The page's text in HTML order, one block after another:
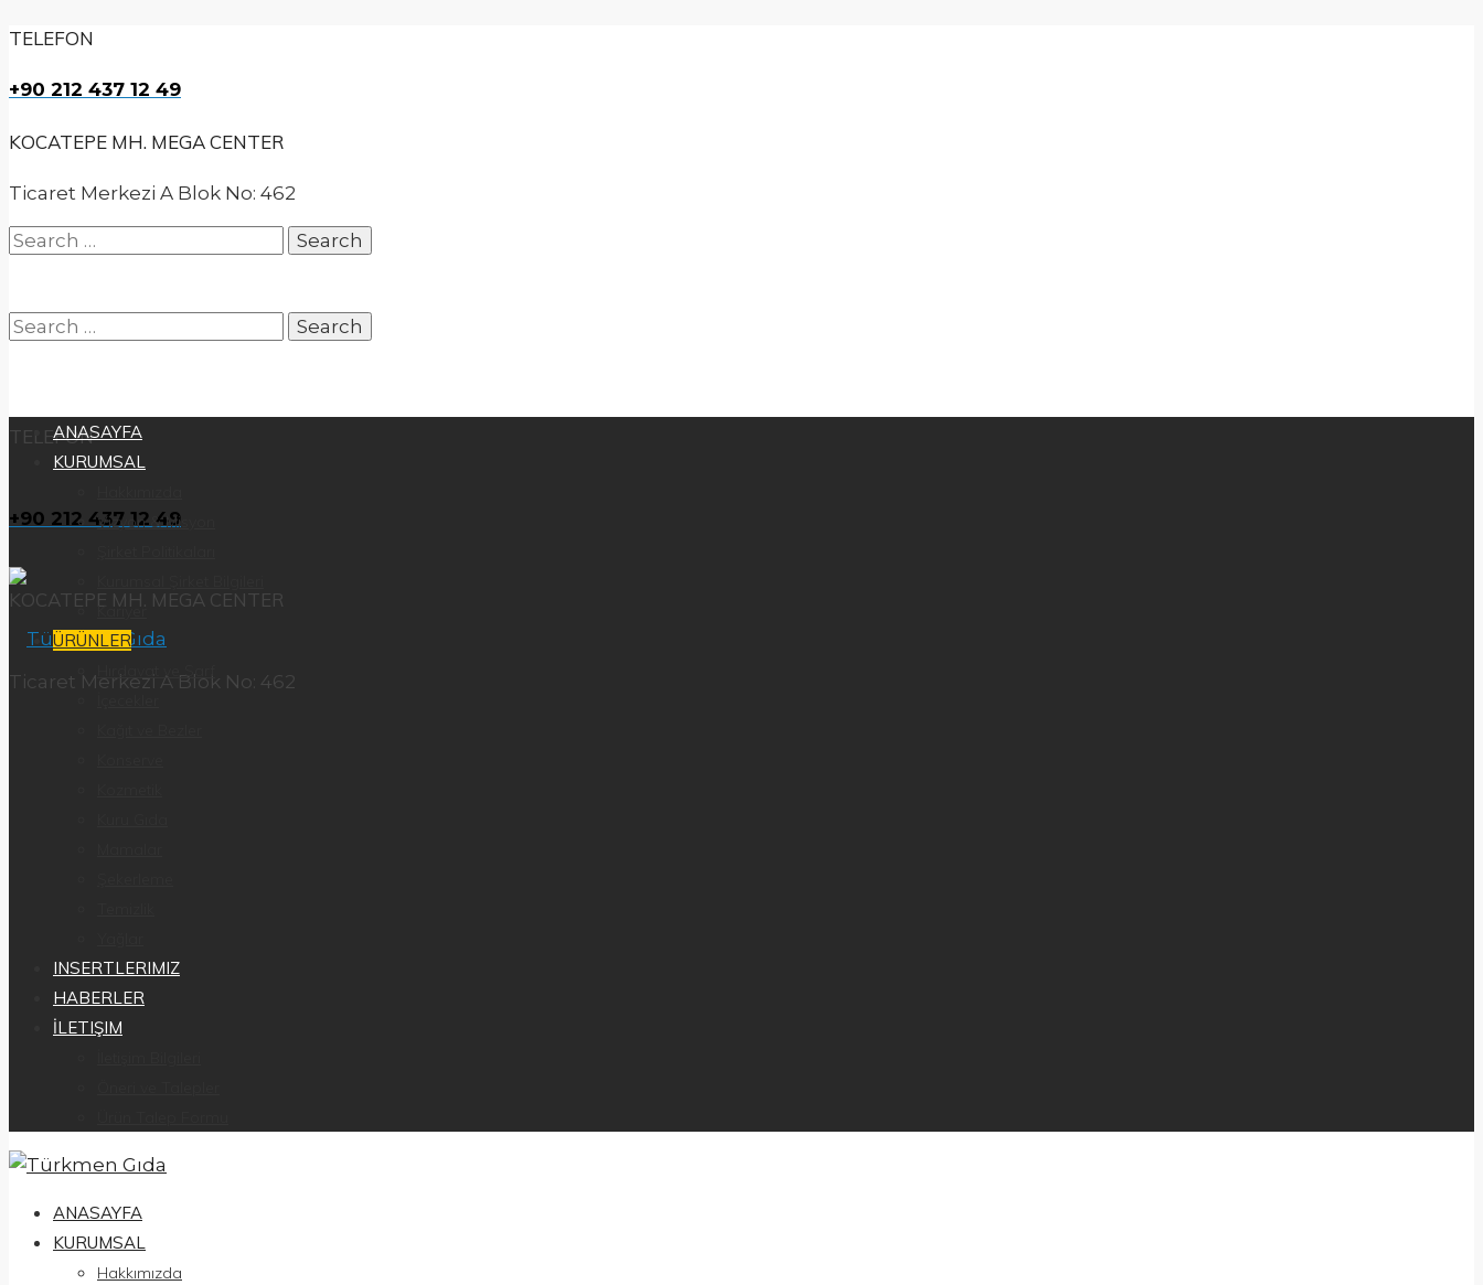
TELEFON
+90 212 437 12 49
KOCATEPE MH. MEGA CENTER
Ticaret Merkezi A Blok No: 462
Search
Search
TELEFON
+90 212 437 12 49
KOCATEPE MH. MEGA CENTER
Ticaret Merkezi A Blok No: 462
ANASAYFA
KURUMSAL
Vizyon & Misyon
Kariyer
ÜRÜNLER
Hırdavat ve Sarf
INSERTLERIMIZ
HABERLER
İLETIŞIM
ANASAYFA
KURUMSAL
Hakkımızda